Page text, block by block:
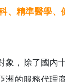
、精準醫學
象，除了國
洲的服務代理